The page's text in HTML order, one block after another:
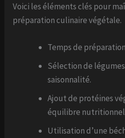
Voici les éléments clés pour
préparation culinaire végétale.
Temps de
Sélection de
saisonnalité.
Ajout de protéines
équilibre
Utilisation d’une